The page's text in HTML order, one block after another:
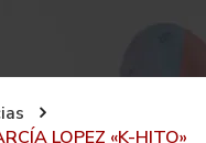
LOPEZ «K-HITO»